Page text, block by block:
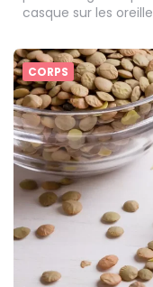
casque sur les
CORPS